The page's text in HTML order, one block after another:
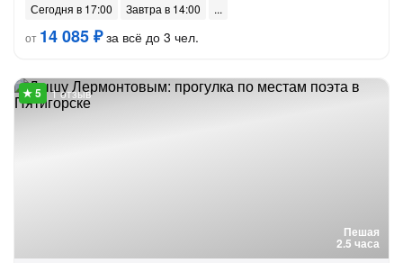
Сегодня в 17:00
Завтра в 14:00
от 14 085 ₽за всё до 3 чел.
Пешая
2.5 часа
1 отзыв